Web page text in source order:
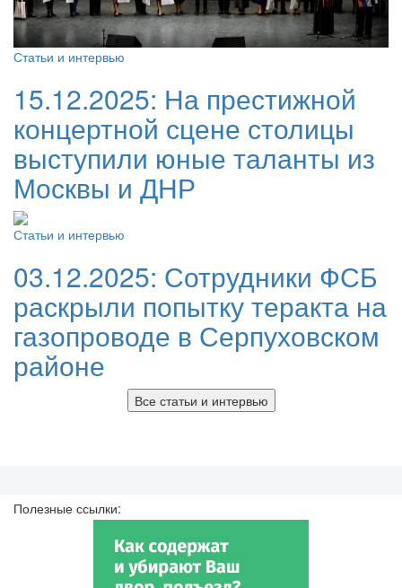
Статьи и интервью
15.12.2025: На престижной
концертной сцене столицы
выступили юные таланты из
Москвы и ДНР
Статьи и интервью
03.12.2025: Сотрудники ФСБ
раскрыли попытку теракта на
газопроводе в Серпуховском
районе
Все статьи и интервью
Полезные ссылки: